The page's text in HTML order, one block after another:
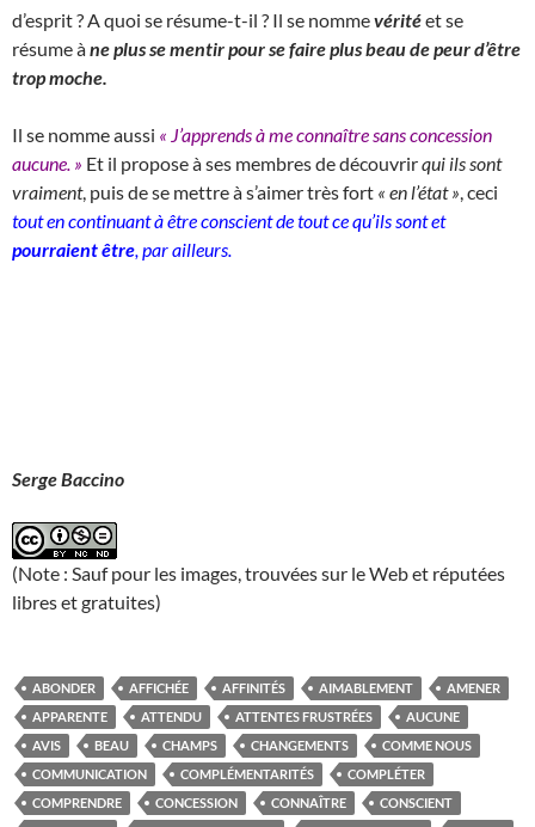
d’esprit ? A quoi se résume-t-il ? Il se nommevéritéet se
résume àne plus se mentir pour se faire plus beau de peur d’être
trop moche.
Il se nomme aussi « J’apprends à me connaître sans concession
aucune. » Et il propose à ses membres de découvrirqui ils sont
vraiment, puis de se mettre à s’aimer très fort « en l’état » , ceci
tout en continuant à être conscient de tout ce qu’ils sont et
pourraient être , par ailleurs.
Serge Baccino
(Note : Sauf pour les images, trouvées sur le Web et réputées
libres et gratuites)
ABONDER AFFICHÉE AFFINITÉS AIMABLEMENT
AMENER
APPARENTE
ATTENDU ATTENTES FRUSTRÉES
AUCUNE
AVIS
BEAU CHAMPS CHANGEMENTS
COMME NOUS
COMMUNICATION
COMPLÉMENTARITÉS
COMPLÉTER
COMPRENDRE
CONCESSION CONNAÎTRE
CONSCIENT